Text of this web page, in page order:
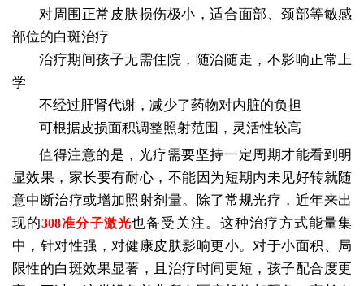
对周围正常皮肤损伤极小，适合面部、颈部等敏感
部位的白斑治疗
治疗期间孩子无需住院，随治随走，不影响正常上
学
不经过肝肾代谢，减少了药物对内脏的负担
可根据皮损面积调整照射范围，灵活性较高
值得注意的是，光疗需要坚持一定周期才能看到明
显效果，家长要有耐心，不能因为短期内未见好转就随
意中断治疗或增加照射剂量。除了常规光疗，近年来出
现的308准分子激光也备受关注。这种治疗方式能量集
中，针对性强，对健康皮肤影响更小。对于小面积、局
限性的白斑效果显著，且治疗时间更短，孩子配合度更